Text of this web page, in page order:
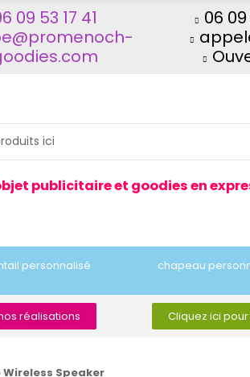
09 53 17 41
06 09
publicitaire et goodies en
personnalisé chapeau
réalisations Cliquez ici
Speaker